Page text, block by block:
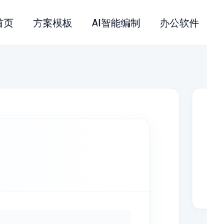
页 方案模板 AI智能编制 办公软件